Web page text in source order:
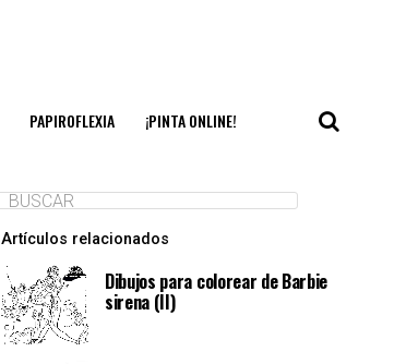
PAPIROFLEXIA ¡PINTA ONLINE!
Artículos relacionados
Dibujos para colorear de Barbie
sirena (II)